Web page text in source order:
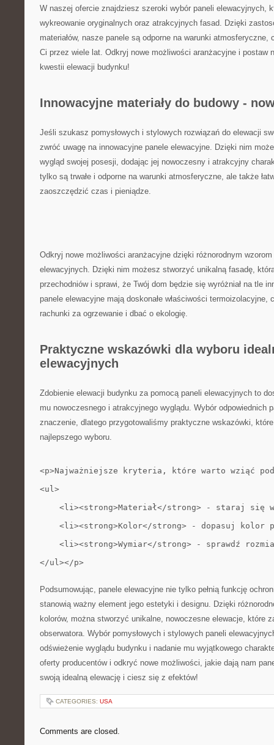
W naszej ofercie znajdziesz szeroki⁤ wybór paneli elewacyjnych,
wykreowanie⁢ oryginalnych​ oraz atrakcyjnych fasad. Dzięki
materiałów, nasze​ panele są odporne na warunki atmosferyczne,
Ci ​przez wiele lat. Odkryj⁤ nowe możliwości‍ aranżacyjne i postaw
kwestii​ elewacji budynku!
Innowacyjne materiały do ​budowy ‍-
Jeśli‍ szukasz‍ pomysłowych‌ i stylowych rozwiązań do ​elewacji
zwróć uwagę na innowacyjne panele elewacyjne. ‌Dzięki nim
wygląd swojej posesji,⁣ dodając‍ jej​ nowoczesny​ i‌ atrakcyjny⁢
tylko są‍ trwałe i odporne na warunki atmosferyczne, ale także
zaoszczędzić czas i ‌pieniądze.
Odkryj nowe możliwości aranżacyjne​ dzięki różnorodnym
elewacyjnych. Dzięki​ nim możesz stworzyć ‍unikalną ‍fasadę,‍
przechodniów ‍i sprawi, że Twój‌ dom ‍będzie się ‍wyróżniał na tle
⁤panele elewacyjne mają doskonałe właściwości
rachunki za ogrzewanie⁤ i dbać o ‍ekologię.
Praktyczne wskazówki ⁤dla wyboru
elewacyjnych
Zdobienie elewacji‌ budynku za pomocą paneli elewacyjnych to
mu nowoczesnego ‍i atrakcyjnego wyglądu. Wybór odpowiednich
znaczenie, ​dlatego przygotowaliśmy praktyczne ⁣wskazówki,
⁤najlepszego wyboru.
<p>Najważniejsze kryteria, które warto wziąć
<ul>
<li><strong>Materiał</strong> - staraj się
<li><strong>Kolor</strong> - dopasuj kolor
<li><strong>Wymiar</strong> - sprawdź
</ul></p>
Podsumowując,​ panele elewacyjne ⁤nie ​tylko ​pełnią ⁢funkcję
stanowią ważny element jego estetyki i designu.‍ Dzięki‍
kolorów, można stworzyć unikalne, nowoczesne​ elewacje, które
⁢obserwatora. Wybór pomysłowych i stylowych paneli
⁢odświeżenie wyglądu‌ budynku ​i nadanie mu wyjątkowego
oferty producentów i odkryć ​nowe ​możliwości, jakie‍ dają nam
swoją idealną elewację i ​ciesz się z efektów!
CATEGORIES: USA
Comments are closed.